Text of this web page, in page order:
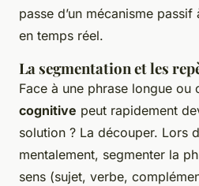
passe d’un mécanisme
en temps réel.
La segmentation et les
Face à une phrase longue ou
cognitive peut rapidement
solution ? La découper. Lors
mentalement, segmenter la
sens (sujet, verbe,